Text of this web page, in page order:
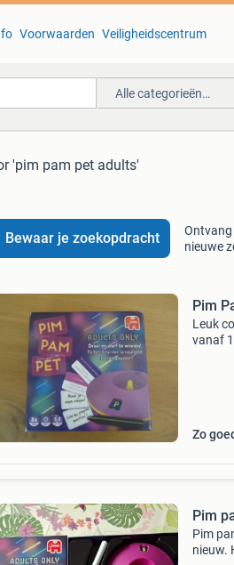
Voorwaarden Veiligheidscentrum
Alle categorieën…
'pim pam pet adults'
Bewaar je zoekopdracht
Ontvang
nieuwe
Pim
Leuk
vanaf
Zo
Pim
Pim
nieuw.